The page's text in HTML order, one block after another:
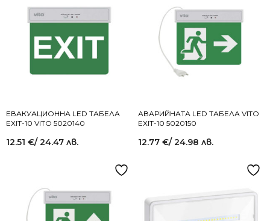
ЕВАКУАЦИОННА LED ТАБЕЛА
EXIT-10 VITO 5020140
12.51 €/ 24.47 лв.
АВАРИЙНАТА LED ТАБЕЛА VITO
EXIT-10 5020150
12.77 €/ 24.98 лв.